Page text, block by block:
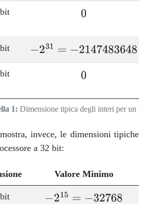
1: Dimensione tipica degli interi per un
invece, le dimensioni tipiche
a 32 bit:
Valore Minimo